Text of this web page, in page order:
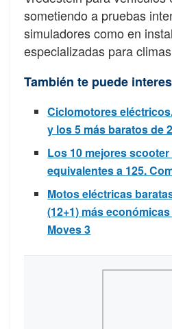
sometiendo a pruebas
simuladores como en
especializadas para
También te puede
Ciclomotores
y los 5 más baratos de
Los 10 mejores
equivalentes a 125.
Motos eléctricas
(12+1) más
Moves 3